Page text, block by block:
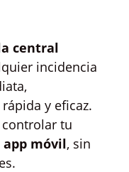
central
incidencia
y eficaz.
tu
app móvil, sin